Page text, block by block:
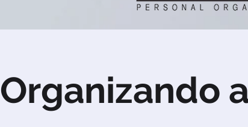
Organizando